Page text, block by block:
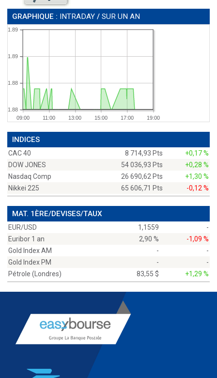
GRAPHIQUE : INTRADAY / SUR UN AN
09:00 11:00 13:00 15:00 17:00 19:00
1.88
1.88
1.89
1.89
INDICES
CAC 40 8 714,93 Pts
+0,17 %
DOW JONES
54 036,93 Pts
+0,28 %
Nasdaq Comp
26 690,62 Pts
+1,30 %
Nikkei 225
65 606,71 Pts -0,12 %
MAT. 1ÈRE/DEVISES/TAUX
EUR/USD 1,1559
-
Euribor 1 an
2,90 %
-1,09 %
Gold Index AM
-
-
Gold Index PM
-
-
Pétrole (Londres)
83,55 $ +1,29 %